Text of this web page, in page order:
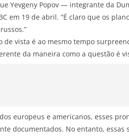
Yevgeny Popov — integrante da
em 19 de abril. “É claro que os
de vista é ao mesmo tempo
da maneira como a questão é
europeus e americanos, esses
documentados. No entanto, essas